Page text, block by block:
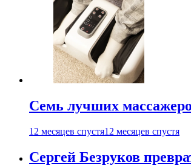
Семь лучших
12 месяцев спустя12 месяцев спустя
Сергей Безруков